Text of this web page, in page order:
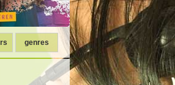
genres